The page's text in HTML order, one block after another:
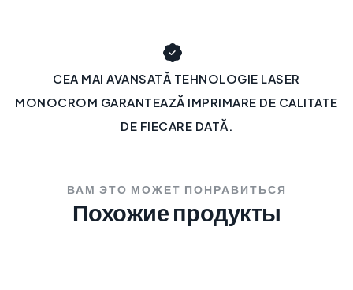
CEA MAI AVANSATĂ TEHNOLOGIE LASER
MONOCROM GARANTEAZĂ IMPRIMARE DE CALITATE
DE FIECARE DATĂ.
ВАМ ЭТО МОЖЕТ ПОНРАВИТЬСЯ
Похожие продукты